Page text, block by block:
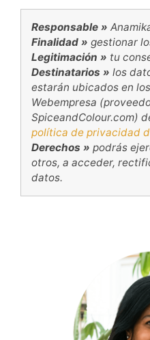
Responsable »
Finalidad » gestionar
Legitimación » tu
Destinatarios » los
estarán ubicados en
Webempresa
SpiceandColour.com)
política de privacidad
Derechos » podrás
otros, a acceder,
datos.